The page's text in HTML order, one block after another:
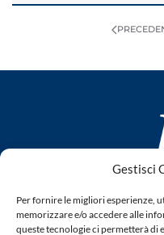
Gestisci
Per fornire le migliori esperienze,
memorizzare e/o accedere alle
queste tecnologie ci permetterà
fondato